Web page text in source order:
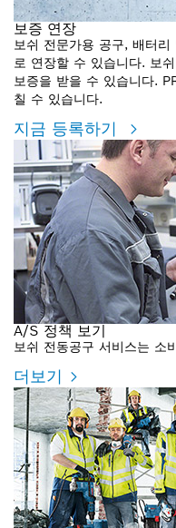
보증 연장
보쉬 전문가용 공구, 배터
로 연장할 수 있습니다. 보
보증을 받을 수 있습니다.
칠 수 있습니다.
지금 등록하기
A/S 정책 보기
보쉬 전동공구 서비스는 소
더보기